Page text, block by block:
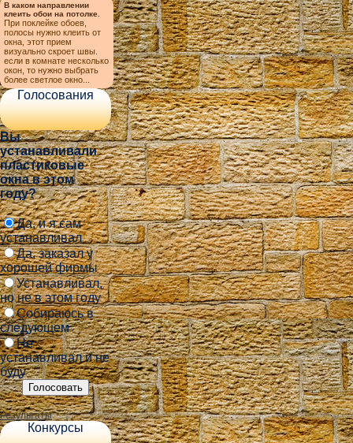
В каком направлении
клеить обои на потолке.
При поклейке обоев,
полосы нужно клеить от
окна, этот прием
визуально скроет швы.
если в комнате несколько
окон, то нужно выбрать
более светлое окно...
Голосования
Вы
устанавливали
пластиковые
окна в этом
году?
Да, и я сам
устанавливал
Да, заказал у
хорошей фирмы
Устанавливал,
но не в этом году
Собираюсь в
следующем
Не
устанавливал и не
буду
Результаты
Конкурсы